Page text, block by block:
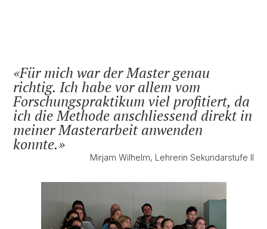
Für mich war der Master genau
richtig. Ich habe vor allem vom
Forschungspraktikum viel profitiert, da
ich die Methode anschliessend direkt in
meiner Masterarbeit anwenden
konnte.
Mirjam Wilhelm, Lehrerin Sekundarstufe II